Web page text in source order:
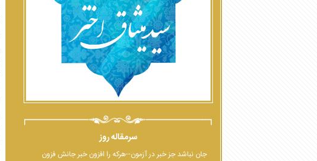
سرمقاله روز
جان نباشد جز خبر در آزمون--هرکه را افزون خبر جانش فزون